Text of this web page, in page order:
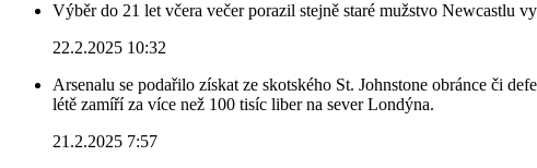
Výběr do 21 let včera večer porazil stejně staré mužstvo Newcastlu
22.2.2025 10:32
Arsenalu se podařilo získat ze skotského St. Johnstone obránce či
létě zamíří za více než 100 tisíc liber na sever Londýna.
21.2.2025 7:57